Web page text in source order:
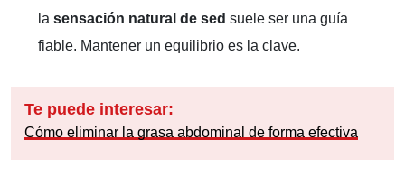
la sensación natural de sed suele ser una guía
fiable. Mantener un equilibrio es la clave.
Te puede interesar:
Cómo eliminar la grasa abdominal de forma efectiva